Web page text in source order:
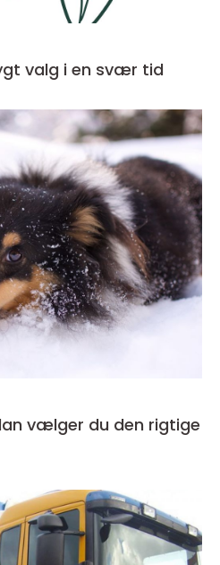
fyn et trygt valg i en svær tid
vælger du den rigtige